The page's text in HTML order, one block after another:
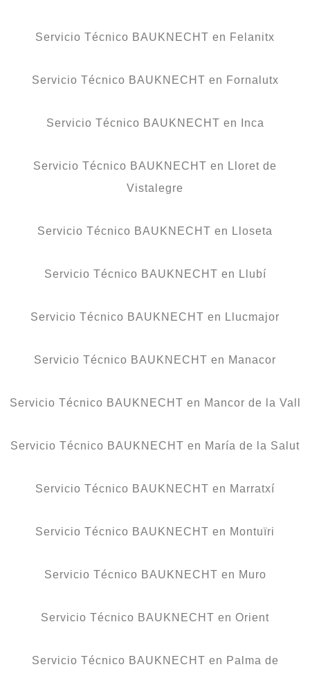
Servicio Técnico BAUKNECHT en Felanitx
Servicio Técnico BAUKNECHT en Fornalutx
Servicio Técnico BAUKNECHT en Inca
Servicio Técnico BAUKNECHT en Lloret de
Vistalegre
Servicio Técnico BAUKNECHT en Lloseta
Servicio Técnico BAUKNECHT en Llubí
Servicio Técnico BAUKNECHT en Llucmajor
Servicio Técnico BAUKNECHT en Manacor
Servicio Técnico BAUKNECHT en Mancor de la Vall
Servicio Técnico BAUKNECHT en María de la Salut
Servicio Técnico BAUKNECHT en Marratxí
Servicio Técnico BAUKNECHT en Montuïri
Servicio Técnico BAUKNECHT en Muro
Servicio Técnico BAUKNECHT en Orient
Servicio Técnico BAUKNECHT en Palma de